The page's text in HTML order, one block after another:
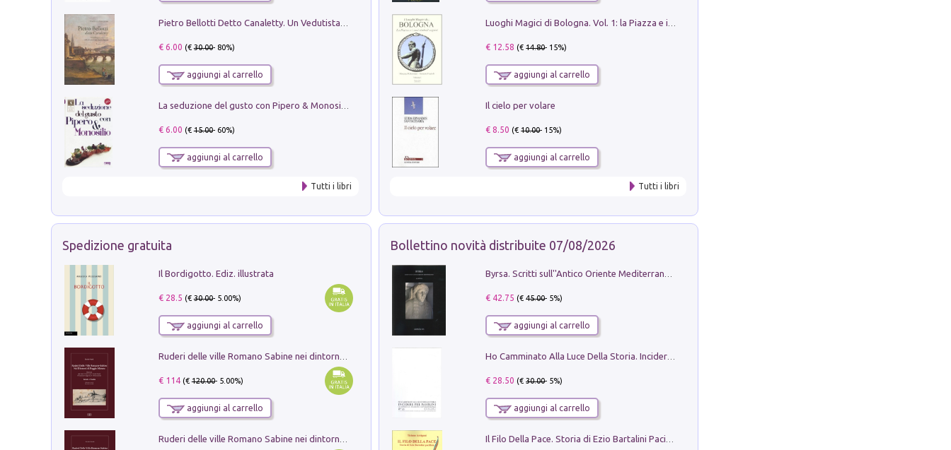
€ 6.00 (€30.00- 80%)
aggiungi al carrello
€ 6.00 (€15.00- 60%)
aggiungi al carrello
Tutti i libri
€ 12.58 (€14.80- 15%)
aggiungi al carrello
Il cielo per volare
€ 8.50 (€10.00- 15%)
aggiungi al carrello
Tutti i libri
Spedizione gratuita
Il Bordigotto. Ediz. illustrata
€ 28.5 (€30.00- 5.00%)
aggiungi al carrello
€ 114(€120.00- 5.00%)
aggiungi al carrello
Bollettino novità distribuite 07/08/2026
€ 42.75 (€45.00- 5%)
aggiungi al carrello
€ 28.50 (€30.00- 5%)
aggiungi al carrello